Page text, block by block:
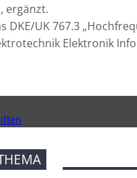
ergänzt.
DKE/UK 767.3
Elektronik